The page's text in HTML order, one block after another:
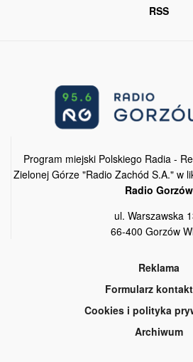
RSS
Program miejski Polskiego Radia -
Zielonej Górze "Radio Zachód S.A." w
Radio Gorzów
ul. Warszawska
66-400 Gorzów
Reklama
Formularz
Cookies i polityka
Archiwum